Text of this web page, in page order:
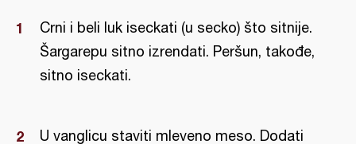
Crni i beli luk iseckati (u secko) što sitnije.
Šargarepu sitno izrendati. Peršun, takođe,
sitno iseckati.
U vanglicu staviti mleveno meso. Dodati